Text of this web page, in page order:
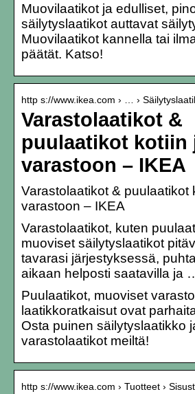
Muovilaatikot ja edulliset,
säilytyslaatikot auttavat
Muovilaatikot kannella tai
päätät. Katso!
http s://www.ikea.com › … ›
Varastolaatikot &
puulaatikot kotiin
varastoon – IKEA
Varastolaatikot & puulaatikot
varastoon – IKEA
Varastolaatikot, kuten
muoviset säilytyslaatikot
tavarasi järjestyksessä,
aikaan helposti saatavilla ja
Puulaatikot, muoviset
laatikkoratkaisut ovat
Osta puinen säilytyslaatikko
varastolaatikot meiltä!
http s://www.ikea.com › Tuotteet ›